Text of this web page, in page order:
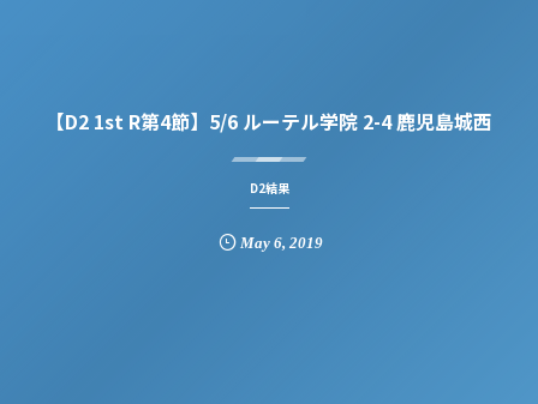
【D2 1st R第4節】5/6 ルーテル学院 2-4 鹿児島城西
D2結果
May 6,2019